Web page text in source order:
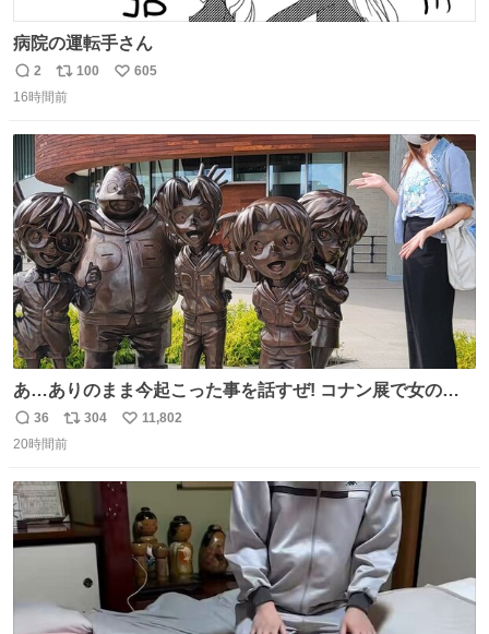
病院の運転手さん
返
信
2
リ
ポ
ト
数
100
い
数
605
16時間前
あ…ありのまま今起こった事を話すぜ! コナン展で女の子
に 「千速さんですか！？」 と声をかけられた。 あぁ鞄の
装飾かなと思ったら 「背も高いし見た目もすごく千速さん
人＿ ＞今日は私服＜ ￣Y^Y^Y^Y^Y^￣ #白樹鳥取大阪コ
ナン旅行2026
返
信
36
リ
ポ
ト
数
304
い
数
11,802
20時間前